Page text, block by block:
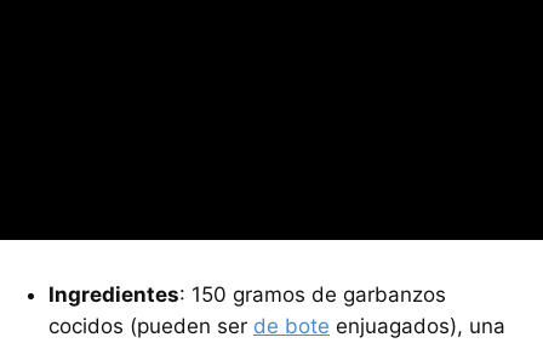
Ingredientes: 150 gramos de garbanzos
cocidos (pueden ser de bote enjuagados), una